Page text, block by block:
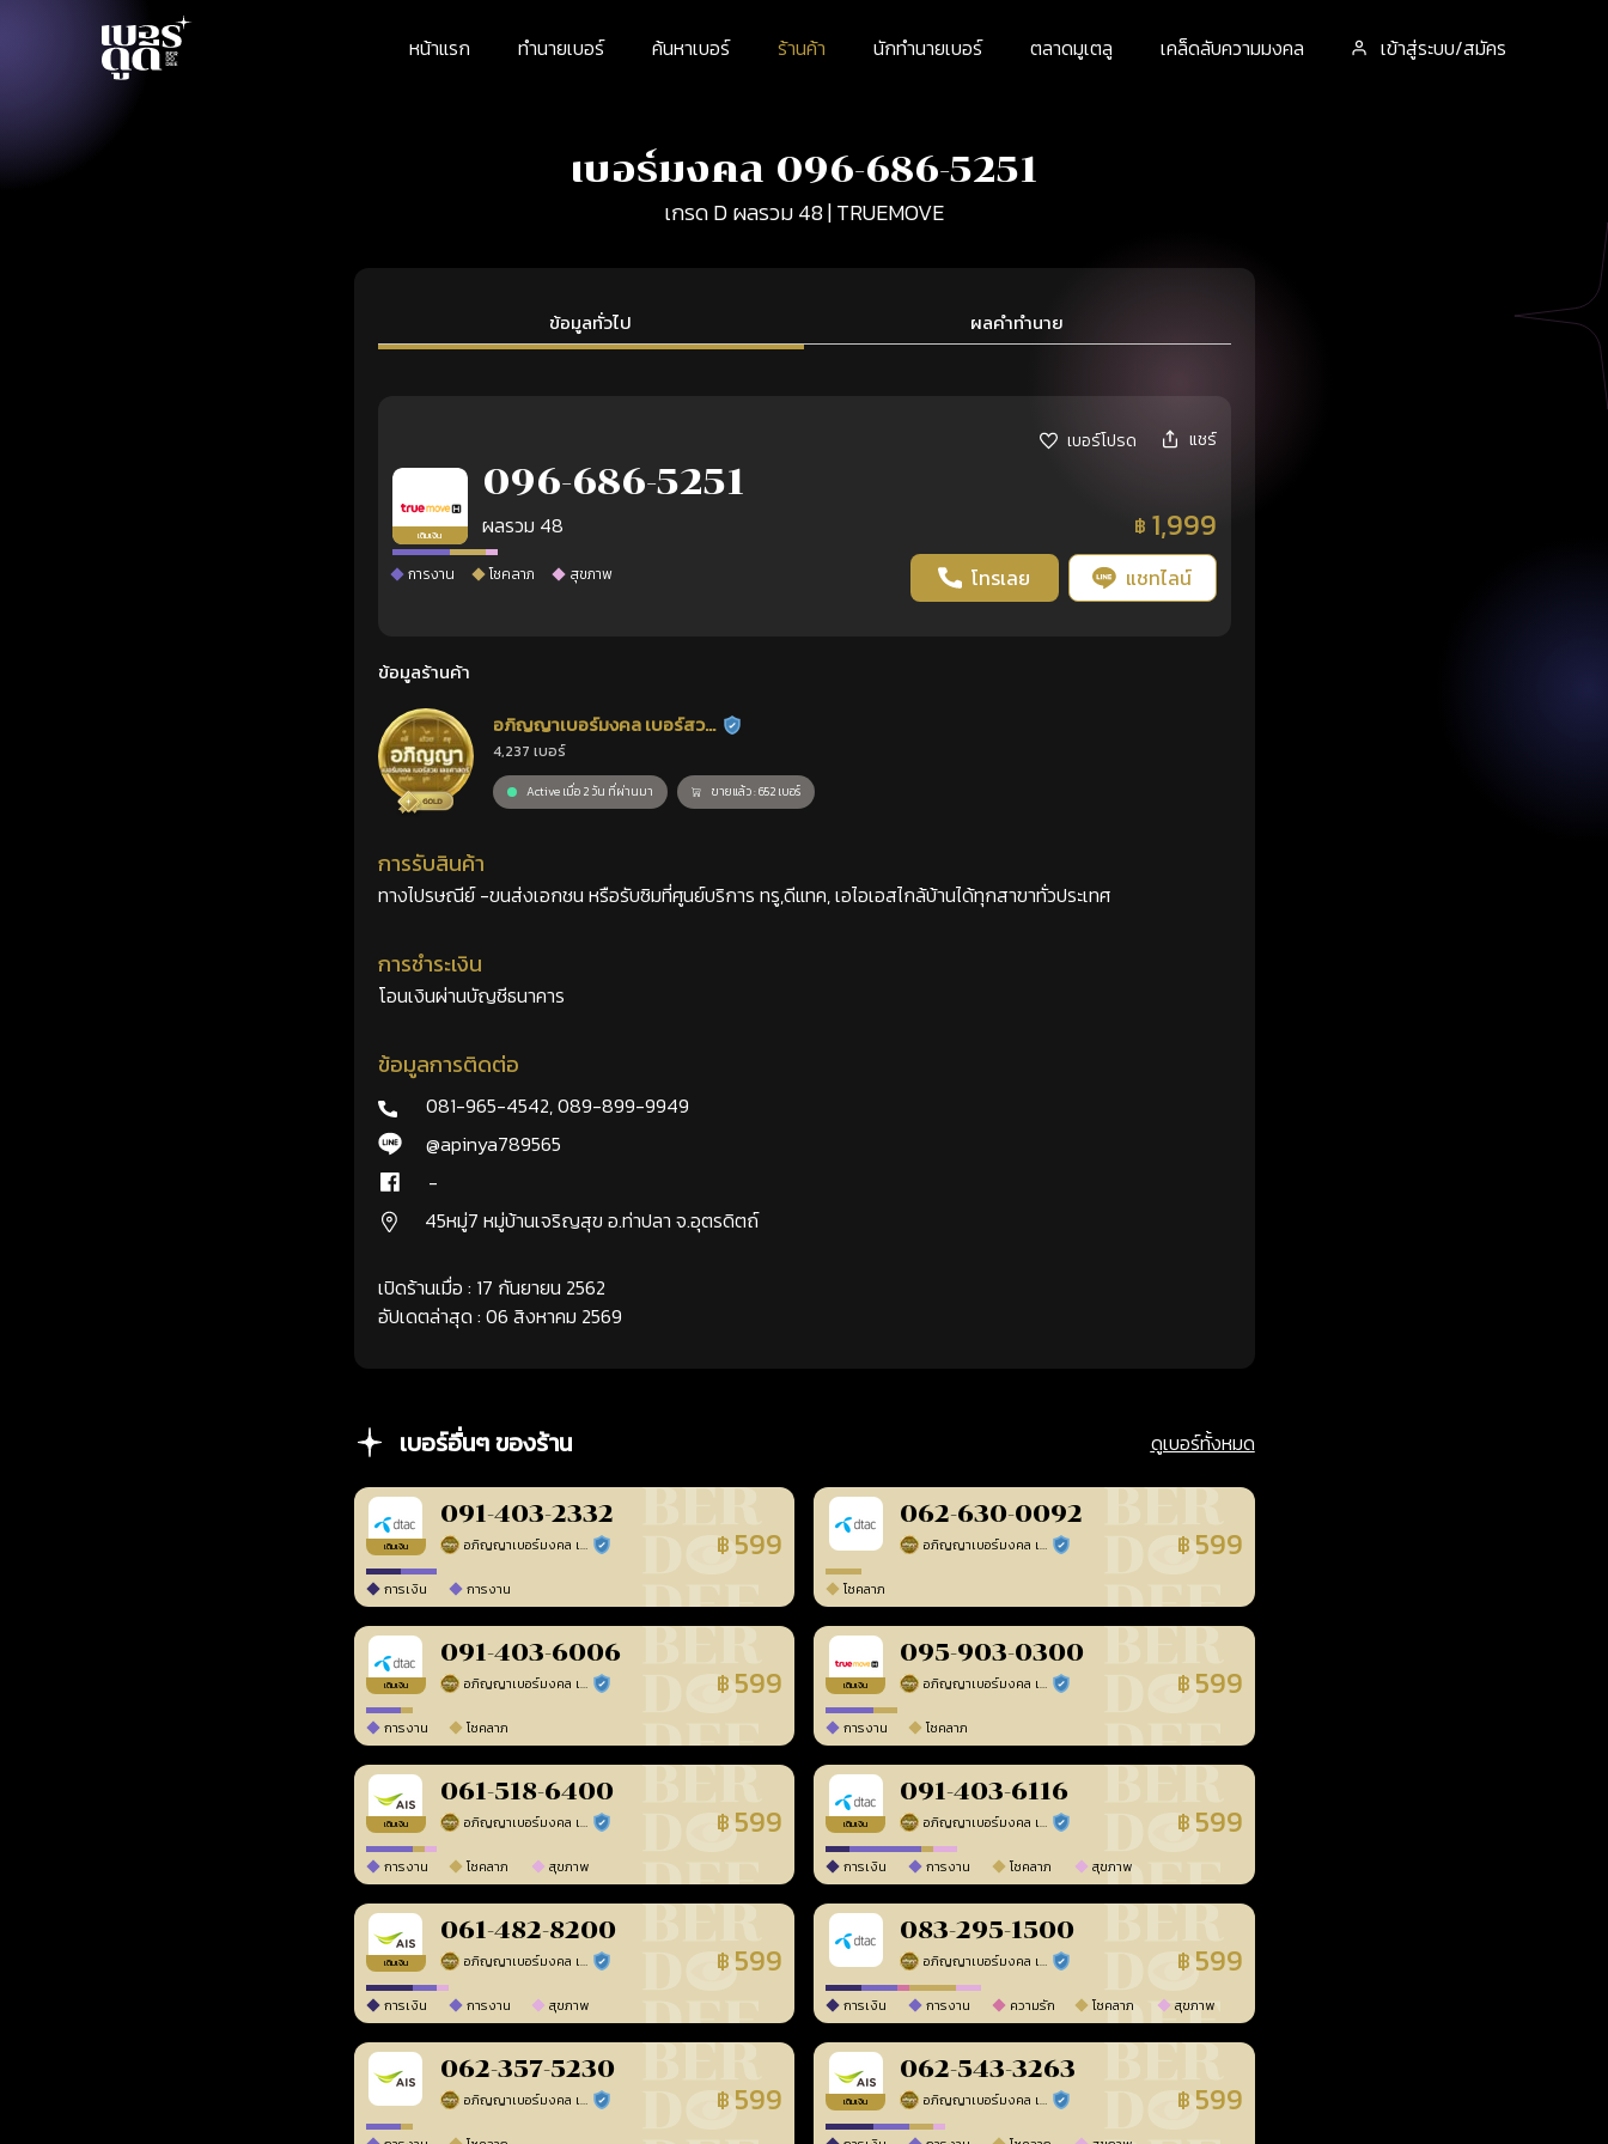
หน้าแรก ทำนายเบอร์ ค้นหาเบอร์ ร้านค้า นักทำนายเบอร์ ตลาดมูเตลู เคล็ดลับความมงคล เข้าสู่ระบบ/สมัคร
เบอร์มงคล 096-686-5251
เกรด D ผลรวม 48 | TRUEMOVE
ข้อมูลทั่วไป ผลคำทำนาย
เบอร์โปรด แชร์
เติมเงิน
096-686-5251
ผลรวม 48 ฿ 1,999
การงาน โชคลาภ สุขภาพ โทรเลย แชทไลน์
ข้อมูลร้านค้า
อภิญญาเบอร์มงคล เบอร์สวย
เลขศาสตร์
ร้านยืนยันแล้ว
4,237 เบอร์
Active เมื่อ 2 วัน ที่ผ่านมา ขายแล้ว : 652 เบอร์
การรับสินค้า
ทางไปรษณีย์ -ขนส่งเอกชน หรือรับซิมที่ศูนย์บริการ ทรู,ดีแทค, เอไอเอสไกล้บ้านได้ทุกสาขาทั่วประเทศ
การชำระเงิน
โอนเงินผ่านบัญชีธนาคาร
ข้อมูลการติดต่อ
081-965-4542,089-899-9949
@apinya789565
-
45หมู่7 หมู่บ้านเจริญสุข อ.ท่าปลา จ.อุตรดิตถ์
เปิดร้านเมื่อ : 17 กันยายน 2562
อัปเดตล่าสุด : 06 สิงหาคม 2569
เบอร์อื่นๆ ของร้าน ดูเบอร์ทั้งหมด
เติมเงิน
091-403-2332
อภิญญาเบอร์มงคล เบอร์สวยเลขศาสตร์ ร้านยืนยันแล้ว ฿ 599
การเงิน การงาน
062-630-0092
อภิญญาเบอร์มงคล เบอร์สวยเลขศาสตร์ ร้านยืนยันแล้ว ฿ 599
โชคลาภ
เติมเงิน
091-403-6006
อภิญญาเบอร์มงคล เบอร์สวยเลขศาสตร์ ร้านยืนยันแล้ว ฿ 599
การงาน โชคลาภ
เติมเงิน
095-903-0300
อภิญญาเบอร์มงคล เบอร์สวยเลขศาสตร์ ร้านยืนยันแล้ว ฿ 599
การงาน โชคลาภ
เติมเงิน
061-518-6400
อภิญญาเบอร์มงคล เบอร์สวยเลขศาสตร์ ร้านยืนยันแล้ว ฿ 599
การงาน โชคลาภ สุขภาพ
เติมเงิน
091-403-6116
อภิญญาเบอร์มงคล เบอร์สวยเลขศาสตร์ ร้านยืนยันแล้ว ฿ 599
การเงิน การงาน โชคลาภ สุขภาพ
เติมเงิน
061-482-8200
อภิญญาเบอร์มงคล เบอร์สวยเลขศาสตร์ ร้านยืนยันแล้ว ฿ 599
การเงิน การงาน สุขภาพ
083-295-1500
อภิญญาเบอร์มงคล เบอร์สวยเลขศาสตร์ ร้านยืนยันแล้ว ฿ 599
การเงิน การงาน ความรัก โชคลาภ สุขภาพ
062-357-5230
อภิญญาเบอร์มงคล เบอร์สวยเลขศาสตร์ ร้านยืนยันแล้ว ฿ 599 เติมเงิน
062-543-3263
อภิญญาเบอร์มงคล เบอร์สวยเลขศาสตร์ ร้านยืนยันแล้ว ฿ 599